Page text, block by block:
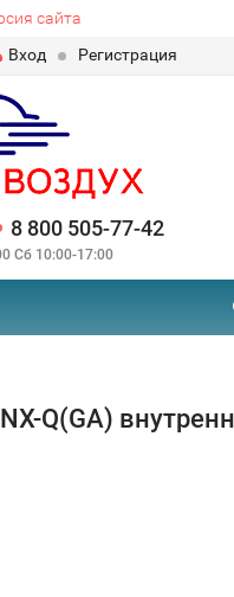
сайта
Вход Регистрация
8 800 505-77-42
Сб 10:00-17:00
Q(GA)